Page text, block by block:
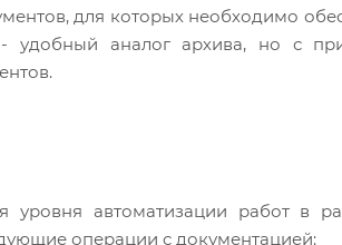
для которых необходимо
аналог архива, но с
автоматизации работ в
операции с документацией: